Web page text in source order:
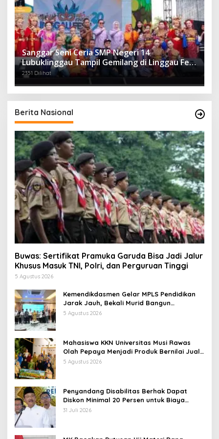
Sanggar Seni Ceria SMP Negeri 14
Lubuklinggau Tampil Gemilang di Linggau Fest
2025
2351 Dilihat
Berita Nasional
Buwas: Sertifikat Pramuka Garuda Bisa Jadi Jalur
Khusus Masuk TNI, Polri, dan Perguruan Tinggi
5 Agustus 2026
Kemendikdasmen Gelar MPLS Pendidikan
Jarak Jauh, Bekali Murid Bangun
Kemandirian Belajar
5 Agustus 2026
Mahasiswa KKN Universitas Musi Rawas
Olah Pepaya Menjadi Produk Bernilai Jual
Tinggi, Dorong UMKM Desa Air Satan
5 Agustus 2026
Penyandang Disabilitas Berhak Dapat
Diskon Minimal 20 Persen untuk Biaya
Sekolah dan Kuliah
31 Juli 2026